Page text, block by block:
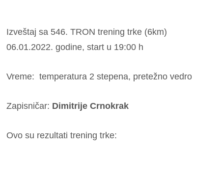
Izveštaj sa 546. TRON trening trke (6km)
06.01.2022. godine, start u 19:00 h
Vreme: temperatura 2 stepena, pretežno vedro
Zapisničar: Dimitrije Crnokrak
Ovo su rezultati trening trke: